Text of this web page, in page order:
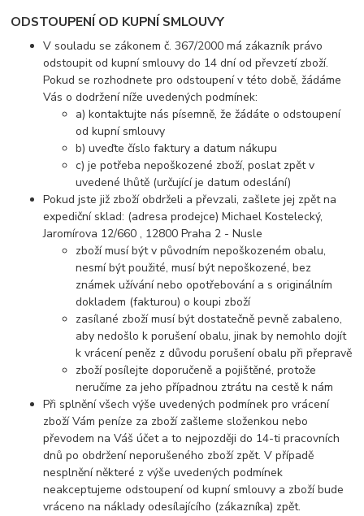
ODSTOUPENÍ OD KUPNÍ SMLOUVY
V souladu se zákonem č. 367/2000 má zákazník právo
odstoupit od kupní smlouvy do 14 dní od převzetí zboží.
Pokud se rozhodnete pro odstoupení v této době, žádáme
Vás o dodržení níže uvedených podmínek:
a) kontaktujte nás písemně, že žádáte o odstoupení
od kupní smlouvy
b) uveďte číslo faktury a datum nákupu
c) je potřeba nepoškozené zboží, poslat zpět v
uvedené lhůtě (určující je datum odeslání)
Pokud jste již zboží obdrželi a převzali, zašlete jej zpět na
expediční sklad: (adresa prodejce) Michael Kostelecký,
Jaromírova 12/660 , 12800 Praha 2 - Nusle
zboží musí být v původním nepoškozeném obalu,
nesmí být použité, musí být nepoškozené, bez
známek užívání nebo opotřebování a s originálním
dokladem (fakturou) o koupi zboží
zasílané zboží musí být dostatečně pevně zabaleno,
aby nedošlo k porušení obalu, jinak by nemohlo dojít
k vrácení peněz z důvodu porušení obalu při přepravě
zboží posílejte doporučeně a pojištěné, protože
neručíme za jeho případnou ztrátu na cestě k nám
Při splnění všech výše uvedených podmínek pro vrácení
zboží Vám peníze za zboží zašleme složenkou nebo
převodem na Váš účet a to nejpozději do 14-ti pracovních
dnů po obdržení neporušeného zboží zpět. V případě
nesplnění některé z výše uvedených podmínek
neakceptujeme odstoupení od kupní smlouvy a zboží bude
vráceno na náklady odesílajícího (zákazníka) zpět.